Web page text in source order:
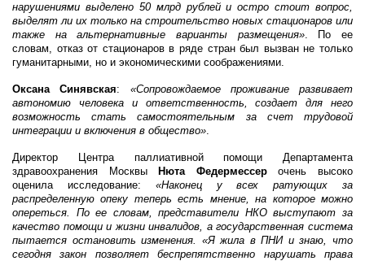
нарушениями выделено 50 млрд рублей и остро стоит вопрос,
выделят ли их только на строительство новых стационаров или
также на альтернативные варианты размещения». По ее
словам, отказ от стационаров в ряде стран был вызван не только
гуманитарными, но и экономическими соображениями.
Оксана Синявская: «Сопровождаемое проживание развивает
автономию человека и ответственность, создает для него
возможность стать самостоятельным за счет трудовой
интеграции и включения в общество».
Директор Центра паллиативной помощи Департамента
здравоохранения Москвы
Нюта Федермессерочень высоко
оценила исследование: «Наконец у всех ратующих за
распределенную опеку теперь есть мнение, на которое можно
опереться. По ее словам, представители НКО выступают за
качество помощи и жизни инвалидов, а государственная система
пытается остановить изменения. «Я жила в ПНИ и знаю, что
сегодня закон позволяет беспрепятственно нарушать права